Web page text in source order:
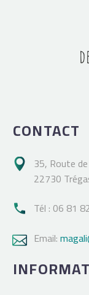
CONTACT
 35, Route
22730
 Tél : 06 81
 Email: